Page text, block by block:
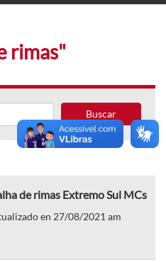
rimas"
Buscar
de rimas Extremo Sul MCs
en 27/08/2021 am